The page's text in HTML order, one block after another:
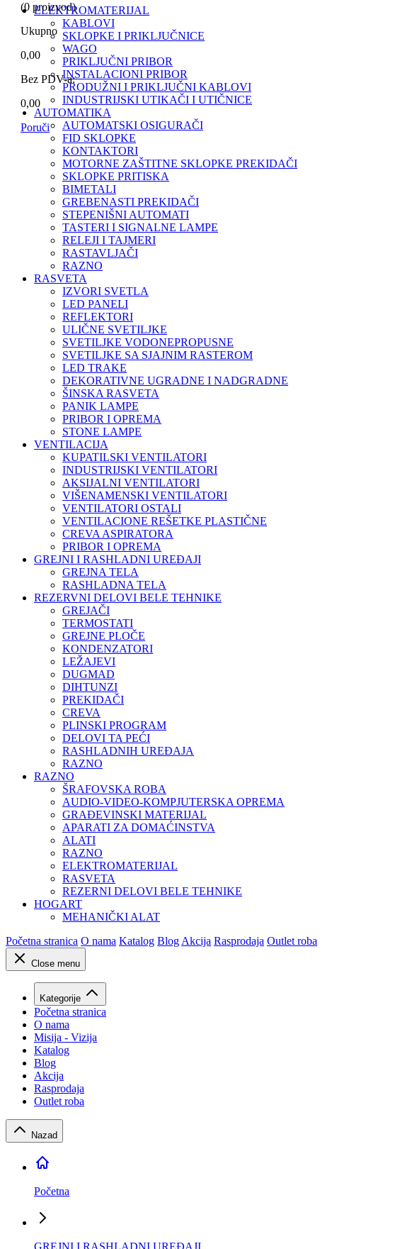
(0 proizvod)
Ukupno
0,00
Bez PDV-a:
0,00
Poruči
ELEKTROMATERIJAL
KABLOVI
SKLOPKE I PRIKLJUČNICE
WAGO
PRIKLJUČNI PRIBOR
INSTALACIONI PRIBOR
PRODUŽNI I PRIKLJUČNI KABLOVI
INDUSTRIJSKI UTIKAČI I UTIČNICE
AUTOMATIKA
AUTOMATSKI OSIGURAČI
FID SKLOPKE
KONTAKTORI
MOTORNE ZAŠTITNE SKLOPKE PREKIDAČI
SKLOPKE PRITISKA
BIMETALI
GREBENASTI PREKIDAČI
STEPENIŠNI AUTOMATI
TASTERI I SIGNALNE LAMPE
RELEJI I TAJMERI
RASTAVLJAČI
RAZNO
RASVETA
IZVORI SVETLA
LED PANELI
REFLEKTORI
ULIČNE SVETILJKE
SVETILJKE VODONEPROPUSNE
SVETILJKE SA SJAJNIM RASTEROM
LED TRAKE
DEKORATIVNE UGRADNE I NADGRADNE
ŠINSKA RASVETA
PANIK LAMPE
PRIBOR I OPREMA
STONE LAMPE
VENTILACIJA
KUPATILSKI VENTILATORI
INDUSTRIJSKI VENTILATORI
AKSIJALNI VENTILATORI
VIŠENAMENSKI VENTILATORI
VENTILATORI OSTALI
VENTILACIONE REŠETKE PLASTIČNE
CREVA ASPIRATORA
PRIBOR I OPREMA
GREJNI I RASHLADNI UREĐAJI
GREJNA TELA
RASHLADNA TELA
REZERVNI DELOVI BELE TEHNIKE
GREJAČI
TERMOSTATI
GREJNE PLOČE
KONDENZATORI
LEŽAJEVI
DUGMAD
DIHTUNZI
PREKIDAČI
CREVA
PLINSKI PROGRAM
DELOVI TA PEĆI
RASHLADNIH UREĐAJA
RAZNO
RAZNO
ŠRAFOVSKA ROBA
AUDIO-VIDEO-KOMPJUTERSKA OPREMA
GRAĐEVINSKI MATERIJAL
APARATI ZA DOMAĆINSTVA
ALATI
RAZNO
ELEKTROMATERIJAL
RASVETA
REZERNI DELOVI BELE TEHNIKE
HOGART
MEHANIČKI ALAT
Početna stranica O nama Katalog Blog Akcija Rasprodaja Outlet roba
Close menu
Kategorije
Početna stranica
O nama
Misija - Vizija
Katalog
Blog
Akcija
Rasprodaja
Outlet roba
Nazad
Početna